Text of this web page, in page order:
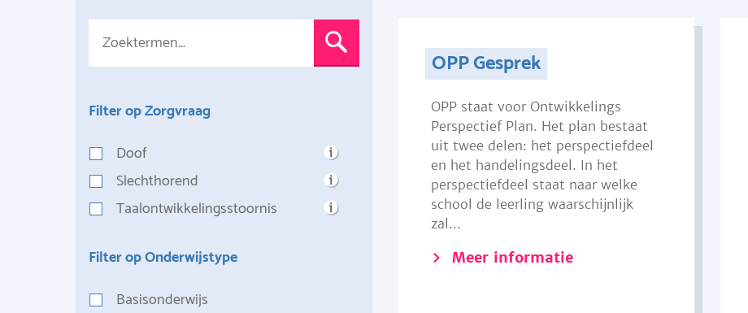
Filter op Zorgvraag
Doof
Slechthorend
Taalontwikkelingsstoornis
Filter op Onderwijstype
Basisonderwijs
OPP Gesprek
OPP staat voor Ontwikkelings
Perspectief Plan. Het plan bestaat
uit twee delen: het perspectiefdeel
en het handelingsdeel. In het
perspectiefdeel staat naar welke
school de leerling waarschijnlijk
zal...
Meer informatie